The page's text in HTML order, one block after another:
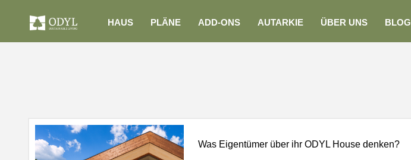
HAUS PLÄNE ADD-ONS AUTARKIE ÜBER UNS BLOG
Was Eigentümer über ihr ODYL House denken?